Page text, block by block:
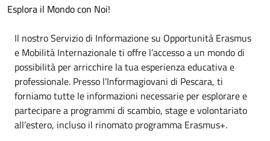
Esplora il Mondo con Noi!
Il nostro Servizio di Informazione su Opportunità Erasmus
e Mobilità Internazionale ti offre l’accesso a un mondo di
possibilità per arricchire la tua esperienza educativa e
professionale. Presso l’Informagiovani di Pescara, ti
forniamo tutte le informazioni necessarie per esplorare e
partecipare a programmi di scambio, stage e volontariato
all’estero, incluso il rinomato programma Erasmus+.